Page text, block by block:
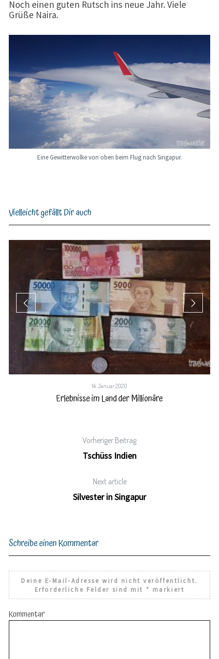
Noch einen guten Rutsch ins neue Jahr. Viele
Grüße Naira.
Eine Gewitterwolke von oben beim Flug nach Singapur.
Vielleicht gefällt Dir auch
14. Januar 2020
Erlebnisse im Land der Millionäre
Vorheriger Beitrag
Tschüss Indien
Next article
Silvester in Singapur
Schreibe einen Kommentar
Deine E-Mail-Adresse wird nicht veröffentlicht.
Erforderliche Felder sind mit * markiert
Kommentar